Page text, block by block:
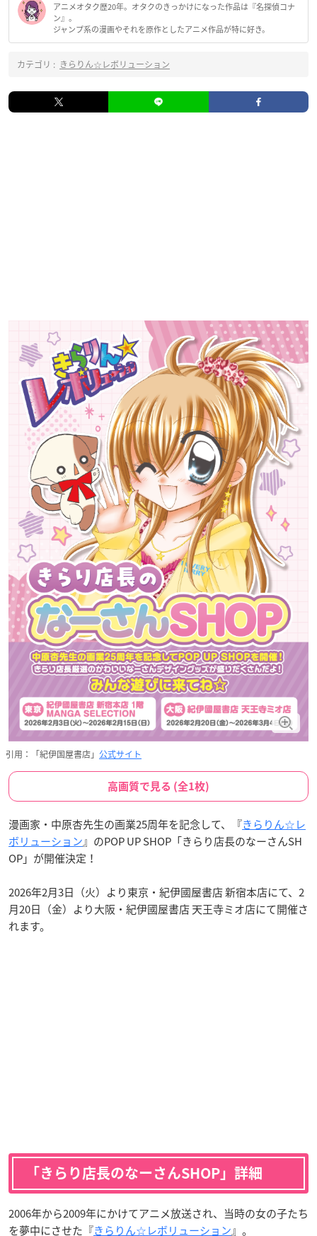
アニメオタク歴20年。オタクのきっかけになった作品は『名探偵コナ
ン』。
ジャンプ系の漫画やそれを原作としたアニメ作品が特に好き。
カテゴリ : きらりん☆レボリューション
引用：「紀伊国屋書店」 公式サイト
高画質で見る (全1枚)
漫画家・中原杏先生の画業25周年を記念して、『きらりん☆レ
ボリューション』のPOP UP SHOP「きらり店長のなーさんSH
OP」が開催決定！
2026年2月3日（火）より東京・紀伊國屋書店 新宿本店にて、2
月20日（金）より大阪・紀伊國屋書店 天王寺ミオ店にて開催さ
れます。
「きらり店長のなーさんSHOP」詳細
2006年から2009年にかけてアニメ放送され、当時の女の子たち
を夢中にさせた『きらりん☆レボリューション』。